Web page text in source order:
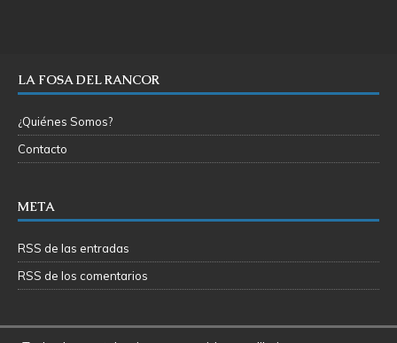
LA FOSA DEL RANCOR
¿Quiénes Somos?
Contacto
META
RSS de las entradas
RSS de los comentarios